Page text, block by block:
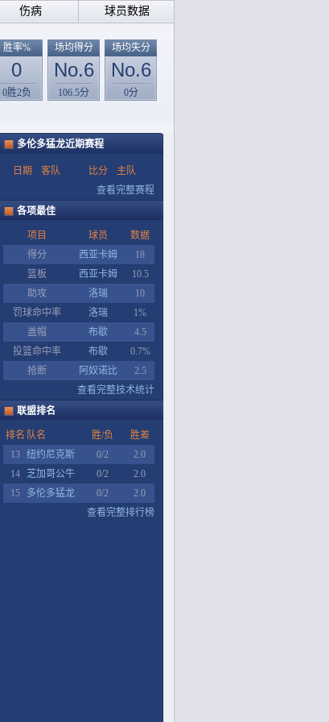
伤病 球员数据
胜率%
0
0胜2负
场均得分
No.6
106.5分
场均失分
No.6
0分
多伦多猛龙近期赛程
日期 客队 比分
主队
查看完整赛程
各项最佳
项目 球员
数据
得分
西亚卡姆
18
篮板
西亚卡姆
10.5
助攻
洛瑞
10
罚球命中率
洛瑞
1%
盖帽
布歇
4.5
投篮命中率
布歇
0.7%
抢断
阿奴诺比
2.5
查看完整技术统计
联盟排名
排名 队名 胜/负
胜差
13
纽约尼克斯 0/2
2.0
14
芝加哥公牛 0/2
2.0
15
多伦多猛龙 0/2
2.0
查看完整排行榜